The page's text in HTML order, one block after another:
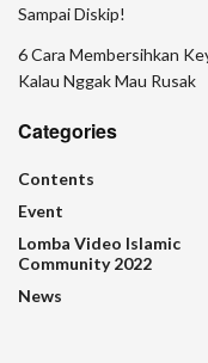
Sampai Diskip!
6 Cara Membersihkan
Kalau Nggak Mau Rusak
Categories
Contents
Event
Lomba Video Islamic
Community 2022
News